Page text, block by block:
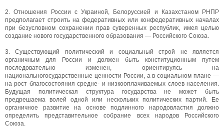
2. Отношения России с Украиной, Белоруссией и Казахстаном РНПР
предполагает строить на федеративных или конфедеративных началах
при безусловном сохранении прав суверенных республик, имея целью
создание нового государственного образования — Российского Союза.
3. Существующий политический и социальный строй не является
органичным для России и должен быть конституционным путем
последовательно изменен, ориентируясь на
национальногосударственные ценности России, а в социальном плане —
на рост благосостояния средне- и низкооплачиваемых слоев населения.
Будущая политическая структура государства не может быть
предрешаема волей одной или нескольких политических партий. Ее
органичное развитие на основе подлинного народовластия должно
определить представительное собрание всех народов Российского
Союза.